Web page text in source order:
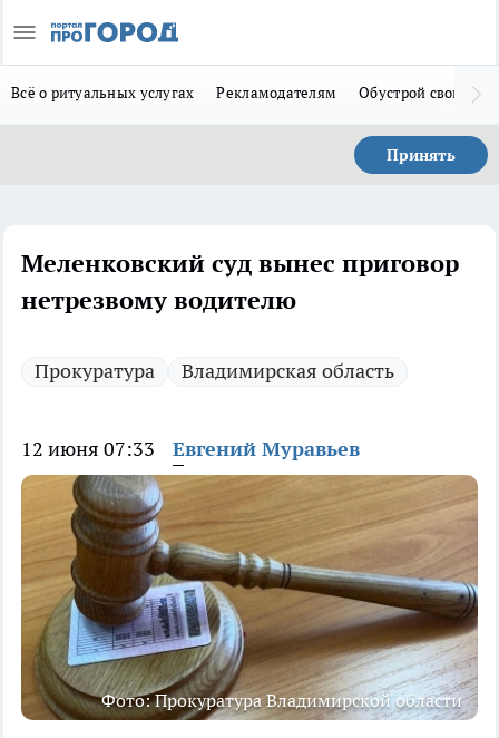
Всё о ритуальных услугах Рекламодателям Обустрой свой дом
Принять
Меленковский суд вынес приговор
нетрезвому водителю
Прокуратура Владимирская область
12 июня 07:33 Евгений Муравьев
Фото: Прокуратура Владимирской области